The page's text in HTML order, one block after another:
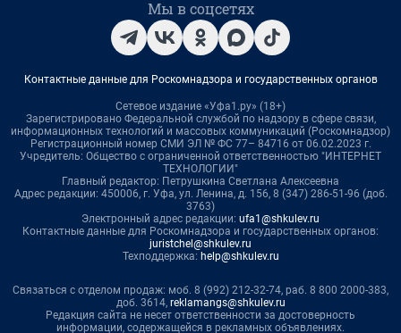
Мы в соцсетях
Контактные данные для Роскомнадзора и государственных органов
Сетевое издание «Уфа1.ру» (18+)
Зарегистрировано Федеральной службой по надзору в сфере связи,
информационных технологий и массовых коммуникаций (Роскомнадзор)
Регистрационный номер СМИ ЭЛ № ФС 77– 84716 от 06.02.2023 г.
Учредитель: Общество с ограниченной ответственностью "ИНТЕРНЕТ
ТЕХНОЛОГИИ"
Главный редактор: Петрушкина Светлана Алексеевна
Адрес редакции: 450006, г. Уфа, ул. Ленина, д. 156, 8 (347) 286-51-96 (доб.
3763)
Электронный адрес редакции: ufa1@shkulev.ru
Контактные данные для Роскомнадзора и государственных органов:
juristchel@shkulev.ru
Техподдержка: help@shkulev.ru
Связаться с отделом продаж: моб. 8 (992) 212-32-74, раб. 8 800 2000-383,
доб. 3614, reklamangs@shkulev.ru
Редакция сайта не несет ответственности за достоверность
информации, содержащейся в рекламных объявлениях.